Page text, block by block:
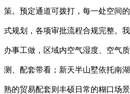
策。预定通道可拨打，每一处空间
式规划，各项审批流程合规完整。
办事工做，区域内空气湿度、空气
测、配套带看；新天半山墅依托南
熟的贸易配套则丰硕日常的糊口场